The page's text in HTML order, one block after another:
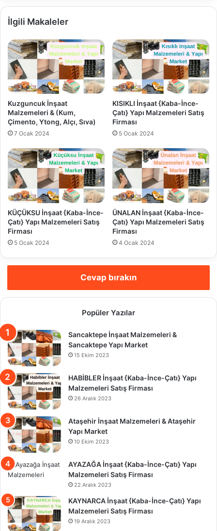
İlgili Makaleler
Kuzguncuk İnşaat
Malzemeleri & (Kum,
Çimento, Ytong, Alçı, Sıva)
7 Ocak 2024
KISIKLI İnşaat {Kaba-İnce-
Çatı} Yapı Malzemeleri Satış
Firması
5 Ocak 2024
KÜÇÜKSU İnşaat {Kaba-İnce-
Çatı} Yapı Malzemeleri Satış
Firması
5 Ocak 2024
ÜNALAN İnşaat {Kaba-İnce-
Çatı} Yapı Malzemeleri Satış
Firması
4 Ocak 2024
Cevap bırakın
Popüler Yazılar
Sancaktepe İnşaat Malzemeleri &
Sancaktepe Yapı Market
15 Ekim 2023
HABİBLER İnşaat {Kaba-İnce-Çatı} Yapı
Malzemeleri Satış Firması
26 Aralık 2023
Ataşehir İnşaat Malzemeleri & Ataşehir
Yapı Market
10 Ekim 2023
AYAZAĞA İnşaat {Kaba-İnce-Çatı} Yapı
Malzemeleri Satış Firması
22 Aralık 2023
KAYNARCA İnşaat {Kaba-İnce-Çatı} Yapı
Malzemeleri Satış Firması
19 Aralık 2023